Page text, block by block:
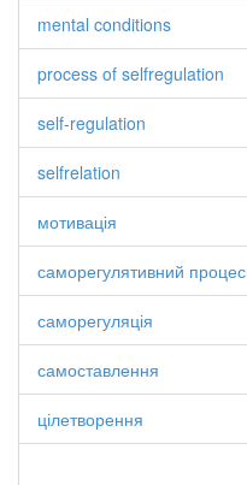
mental conditions
process of selfregulation
self-regulation
selfrelation
мотивація
саморегулятивний процес
саморегуляція
самоставлення
цілетворення